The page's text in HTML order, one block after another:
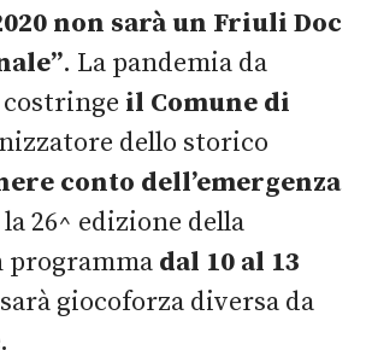
non sarà un Friuli Doc
. La pandemia da
il Comune di
dello storico
conto dell’emergenza
la 26^ edizione della
programma dal 10 al 13
giocoforza diversa da